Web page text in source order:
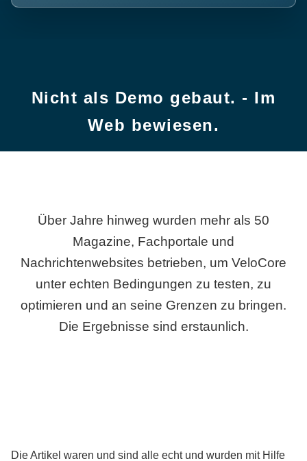
Nicht als Demo gebaut. - Im
Web bewiesen.
Über Jahre hinweg wurden mehr als 50
Magazine, Fachportale und
Nachrichtenwebsites betrieben, um VeloCore
unter echten Bedingungen zu testen, zu
optimieren und an seine Grenzen zu bringen.
Die Ergebnisse sind erstaunlich.
Die Artikel waren und sind alle echt und wurden mit Hilfe